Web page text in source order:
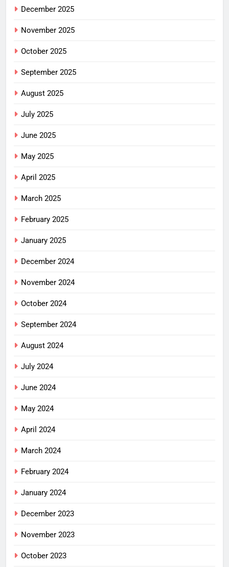
December 2025
November 2025
October 2025
September 2025
August 2025
July 2025
June 2025
May 2025
April 2025
March 2025
February 2025
January 2025
December 2024
November 2024
October 2024
September 2024
August 2024
July 2024
June 2024
May 2024
April 2024
March 2024
February 2024
January 2024
December 2023
November 2023
October 2023